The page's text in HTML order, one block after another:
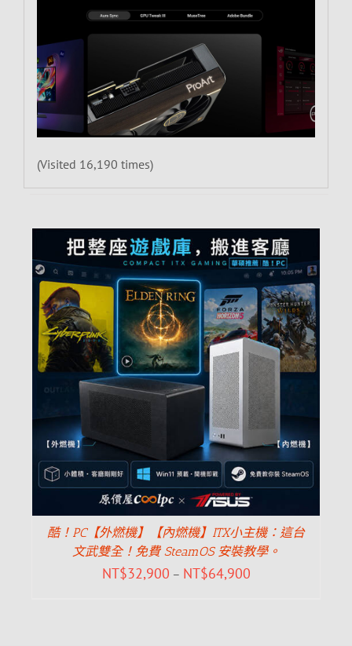
(Visited 16,190 times)
酷！PC【外燃機】【內燃機】ITX小主機：這台
文武雙全！免費 SteamOS 安裝教學。
NT$32,900 – NT$64,900